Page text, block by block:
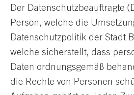
Der Datenschutzbeauftragte
Person, welche die
Datenschutzpolitik der Stadt
welche sicherstellt, dass
Daten ordnungsgemäß
die Rechte von Personen